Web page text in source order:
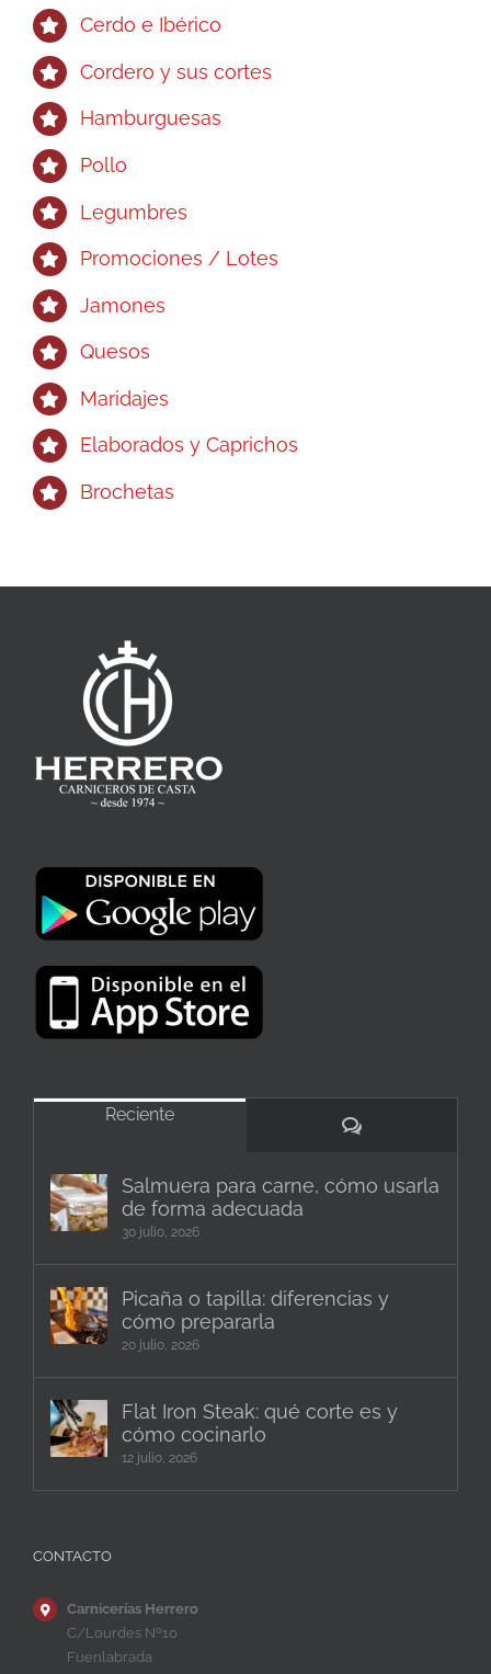
Cerdo e Ibérico
Cordero y sus cortes
Hamburguesas
Pollo
Legumbres
Promociones / Lotes
Jamones
Quesos
Maridajes
Elaborados y Caprichos
Brochetas
Reciente
Comentarios
Salmuera para carne, cómo usarla
de forma adecuada
30 julio, 2026
Picaña o tapilla: diferencias y
cómo prepararla
20 julio, 2026
Flat Iron Steak: qué corte es y
cómo cocinarlo
12 julio, 2026
CONTACTO
Carnicerías Herrero
C/Lourdes Nº10
Fuenlabrada